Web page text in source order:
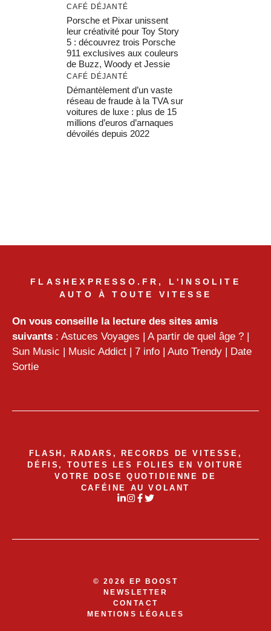
CAFÉ DÉJANTÉ
Porsche et Pixar unissent
leur créativité pour Toy Story
5 : découvrez trois Porsche
911 exclusives aux couleurs
de Buzz, Woody et Jessie
CAFÉ DÉJANTÉ
Démantèlement d’un vaste
réseau de fraude à la TVA sur
voitures de luxe : plus de 15
millions d’euros d’arnaques
dévoilés depuis 2022
FLASHEXPRESSO.FR, L'INSOLITE
AUTO À TOUTE VITESSE
On vous conseille la lecture des sites amis
suivants : Astuces Voyages | A partir de quel âge ? |
Sun Music | Music Addict | 7 info | Auto Trendy | Date
Sortie
FLASH, RADARS, RECORDS DE VITESSE,
DÉFIS, TOUTES LES FOLIES EN VOITURE
VOTRE DOSE QUOTIDIENNE DE
CAFÉINE AU VOLANT
© 2026 EP BOOST
NEWSLETTER
CONTACT
MENTIONS LÉGALES